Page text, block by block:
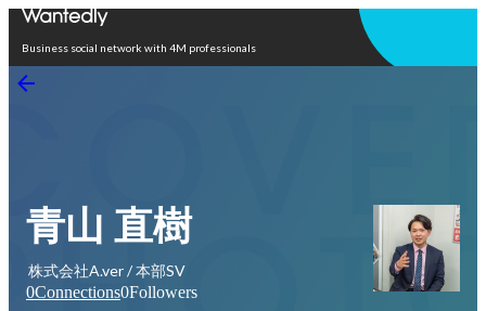
Business social network with 4M professionals
青山 直樹
株式会社A.ver / 本部SV
0Connections0Followers